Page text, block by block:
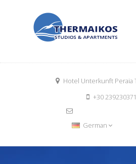
Hotel Unterkunft Peraia
+30
German